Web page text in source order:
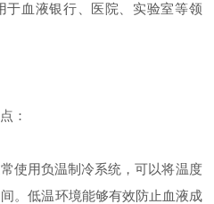
于血液银行、医院、实验室等领
：
用负温制冷系统，可以将温度
。低温环境能够有效防止血液成